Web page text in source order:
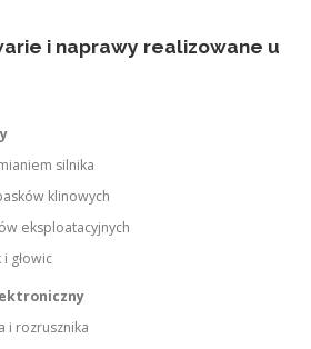
i naprawy realizowane u
silnika
klinowych
eksploatacyjnych
głowic
i rozrusznika